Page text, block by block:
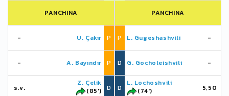
PANCHINA
- U. Çakır P
- A. Bayındır P
s.v.
Z. Çelik
(85')
D
PANCHINA
P L. Gugeshashvili -
D G. Gocholeishvili -
D
L. Lochoshvili
(74')
5,50